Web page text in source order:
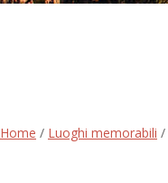
Home / Luoghi memorabili /